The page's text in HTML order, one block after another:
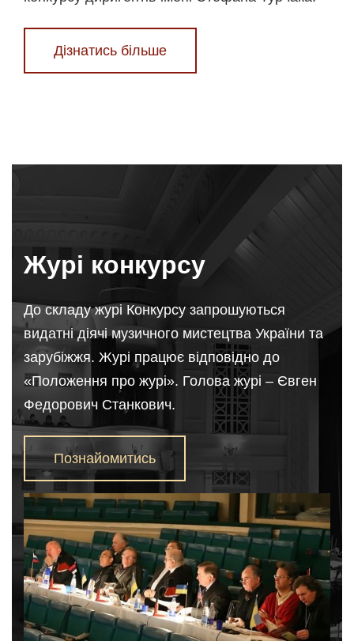
Дізнатись більше
Журі конкурсу
До складу журi Конкурсу запрошуються
видатнi дiячi музичного мистецтва України та
зарубiжжя. Журi працює вiдповiдно до
«Положення про журi». Голова журі – Євген
Федорович Станкович.
Познайомитись